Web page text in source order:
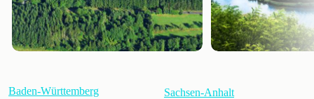
Baden-Württemberg
Sachsen-Anhalt